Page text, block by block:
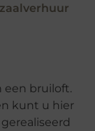
zaalverhuur
een bruiloft.
kunt u hier